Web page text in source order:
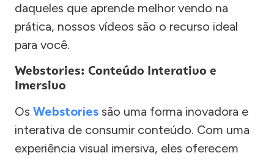
daqueles que aprende melhor vendo na
prática, nossos vídeos são o recurso ideal
para você.
Webstories: Conteúdo Interativo e
Imersivo
Os Webstories são uma forma inovadora e
interativa de consumir conteúdo. Com uma
experiência visual imersiva, eles oferecem